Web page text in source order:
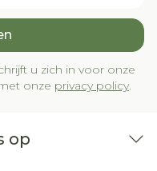
u zich in voor onze
onze privacy policy.
op